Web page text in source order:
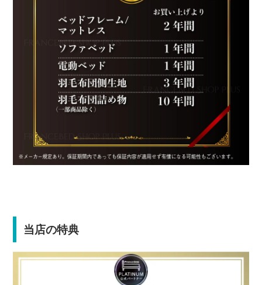
当店の特典